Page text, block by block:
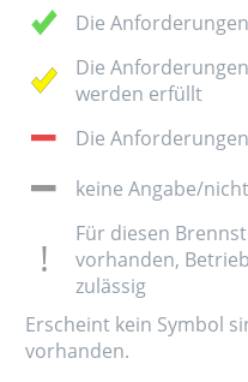
Die
Die
werden erfüllt
Die
keine Angabe/
Für diesen
vorhanden,
zulässig
Erscheint kein Symbol
vorhanden.